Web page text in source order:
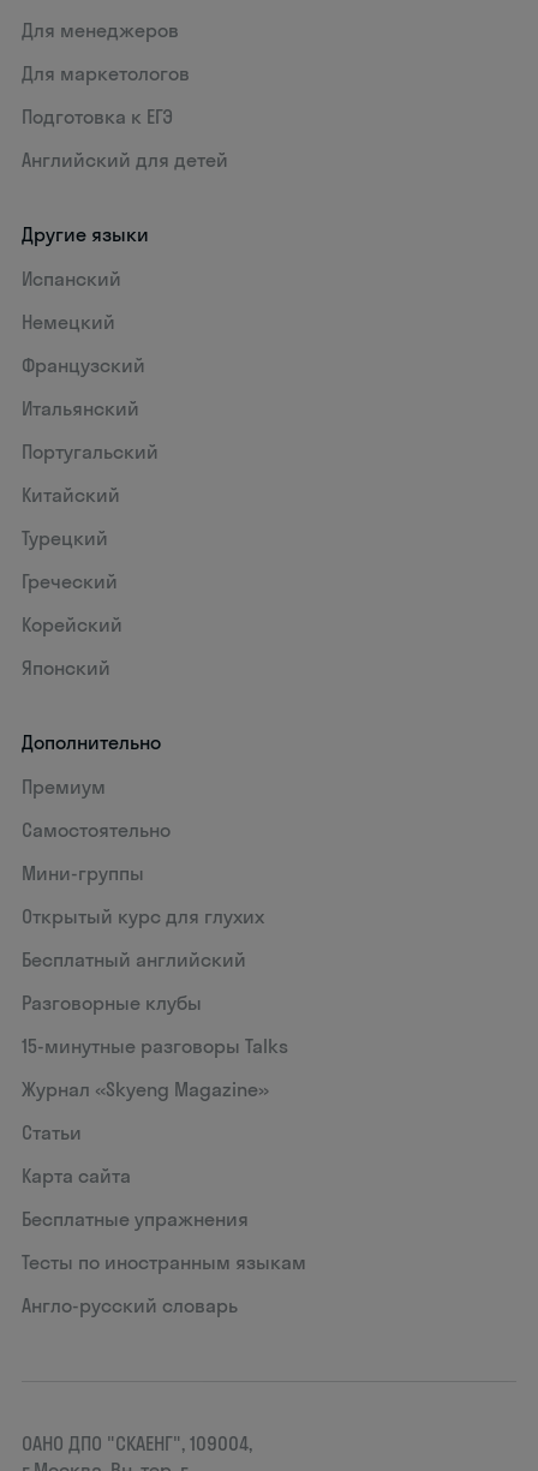
Для менеджеров
Для маркетологов
Подготовка к ЕГЭ
Английский для детей
Другие языки
Испанский
Немецкий
Французский
Итальянский
Португальский
Китайский
Турецкий
Греческий
Корейский
Японский
Дополнительно
Премиум
Самостоятельно
Мини-группы
Открытый курс для глухих
Бесплатный английский
Разговорные клубы
15‑минутные разговоры Talks
Журнал «Skyeng Magazine»
Статьи
Карта сайта
Бесплатные упражнения
Тесты по иностранным языкам
Англо-русский словарь
ОАНО ДПО "СКАЕНГ", 109004,